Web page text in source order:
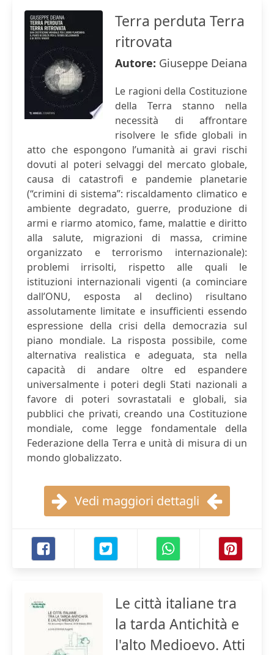
Terra perduta Terra
ritrovata
Autore: Giuseppe Deiana
Le ragioni della Costituzione
della Terra stanno nella
necessità di affrontare
risolvere le sfide globali in
atto che espongono l’umanità ai gravi rischi
dovuti al poteri selvaggi del mercato globale,
causa di catastrofi e pandemie planetarie
(“crimini di sistema”: riscaldamento climatico e
ambiente degradato, guerre, produzione di
armi e riarmo atomico, fame, malattie e diritto
alla salute, migrazioni di massa, crimine
organizzato e terrorismo internazionale):
problemi irrisolti, rispetto alle quali le
istituzioni internazionali vigenti (a cominciare
dall’ONU, esposta al declino) risultano
assolutamente limitate e insufficienti essendo
espressione della crisi della democrazia sul
piano mondiale. La risposta possibile, come
alternativa realistica e adeguata, sta nella
capacità di andare oltre ed espandere
universalmente i poteri degli Stati nazionali a
favore di poteri sovrastatali e globali, sia
pubblici che privati, creando una Costituzione
mondiale, come legge fondamentale della
Federazione della Terra e unità di misura di un
mondo globalizzato.
Vedi maggiori dettagli
Le città italiane tra
la tarda Antichità e
l'alto Medioevo. Atti